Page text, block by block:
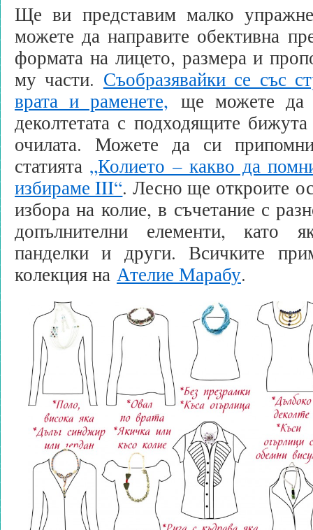
Ще ви представим малко
можете да направите обективна
формата на лицето, размера и
му части. Съобразявайки се със
врата и раменете, ще можете да
деколтетата с подходящите
очилата. Можете да си
статията „Колието – какво да
избираме III“. Лесно ще откроите
избора на колие, в съчетание с
допълнителни елементи, като
панделки и други. Всичките
колекция на Ателие Марабу.